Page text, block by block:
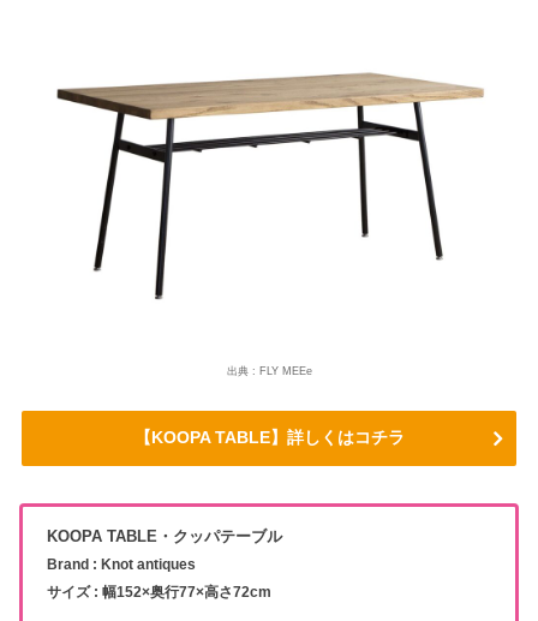
出典 : FLY MEEe
【KOOPA TABLE】詳しくはコチラ
KOOPA TABLE・クッパテーブル
Brand : Knot antiques
サイズ : 幅152×奥行77×高さ72cm